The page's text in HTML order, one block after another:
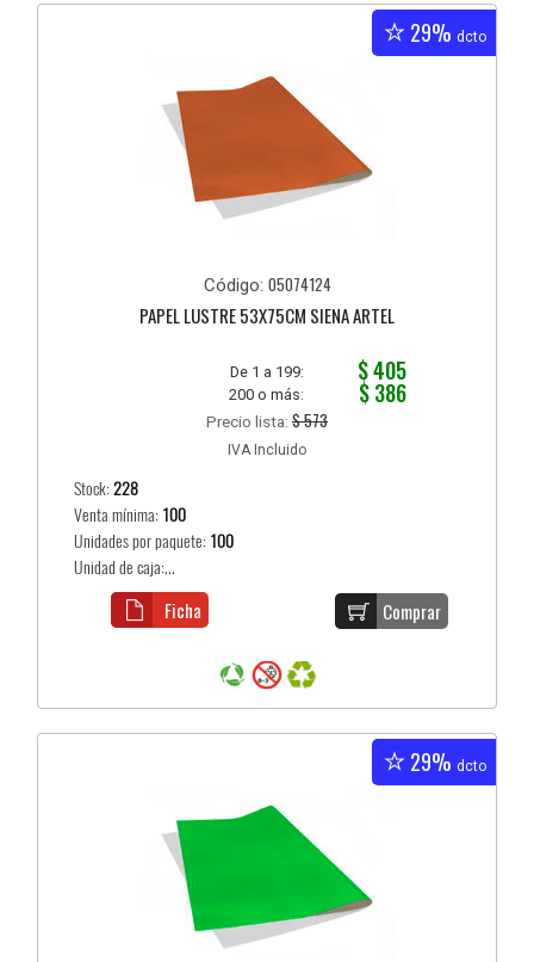
29% dcto
Código: 05074124
PAPEL LUSTRE 53X75CM SIENA ARTEL
De 1 a 199: $ 405
200 o más: $ 386
Precio lista: $ 573
IVA Incluido
Stock:228
Venta mínima: 100
Unidades por paquete: 100
Unidad de caja:...
Comprar
Ficha
29% dcto